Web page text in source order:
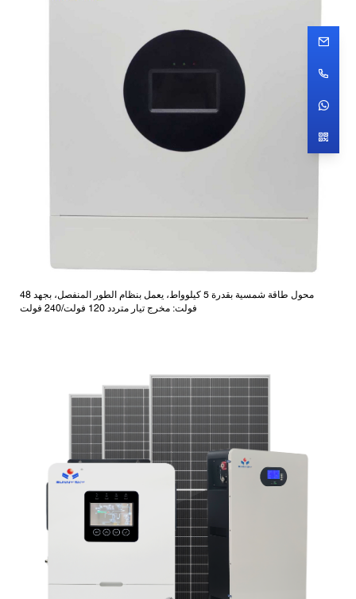
محول طاقة شمسية بقدرة 5 كيلوواط، يعمل بنظام الطور المنفصل، بجهد 48
فولت: مخرج تيار متردد 120 فولت/240 فولت